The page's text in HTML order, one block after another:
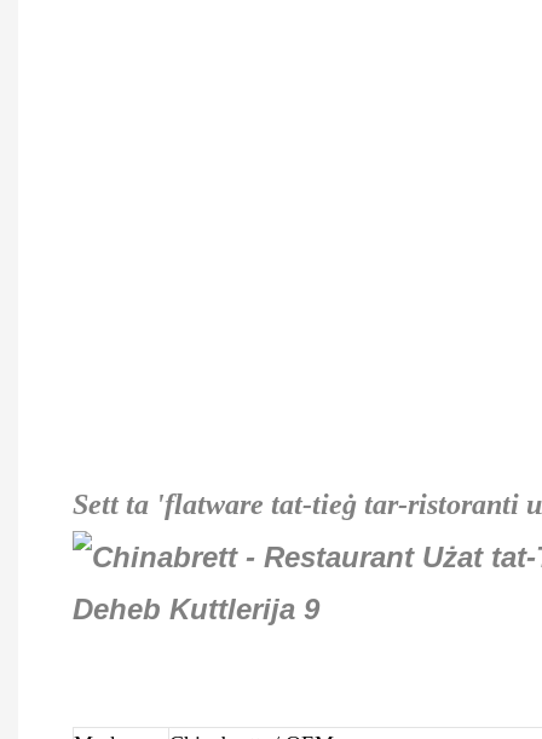
Sett ta 'flatware tat-tieġ tar-ristoranti